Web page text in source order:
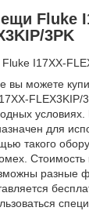
Fluke
3PK
I17XX-
вы можете
FLEX3KIP/
условиях.
для
такого
разные